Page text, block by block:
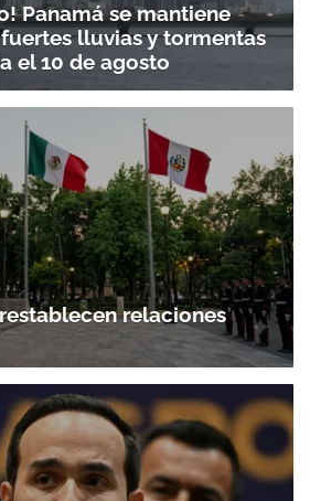
Panamá se mantiene
lluvias y tormentas
el 10 de agosto
relaciones